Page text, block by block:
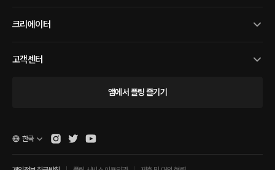
크리에이터
고객센터
앱에서 플링 즐기기
한국